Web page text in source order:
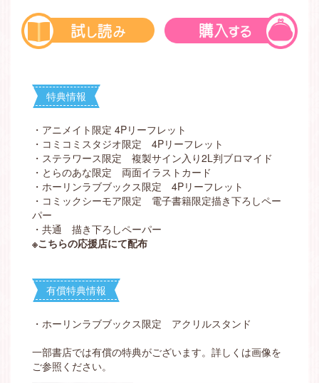
特典情報
・アニメイト限定 4Pリーフレット
・コミコミスタジオ限定 4Pリーフレット
・ステラワース限定 複製サイン入り2L判ブロマイド
・とらのあな限定 両面イラストカード
・ホーリンラブブックス限定 4Pリーフレット
・コミックシーモア限定 電子書籍限定描き下ろしペー
パー
・共通 描き下ろしペーパー
※こちらの応援店にて配布
有償特典情報
・ホーリンラブブックス限定 アクリルスタンド
一部書店では有償の特典がございます。詳しくは画像を
ご参照ください。